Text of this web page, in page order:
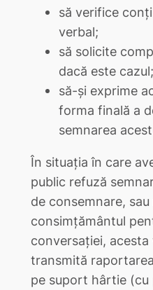
să verifice
verbal;
să solicite
dacă este cazul;
să-și exprime
forma finală a
semnarea
În situația în care
public refuză
de consemnare,
consimțământul
conversației,
transmită
pe suport hârtie (cu